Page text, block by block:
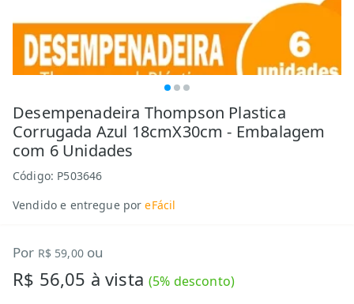
Desempenadeira Thompson Plastica
Corrugada Azul 18cmX30cm - Embalagem
com 6 Unidades
Código: P503646
Vendido e entregue por eFácil
Por R$ 59,00 ou
R$ 56,05 à vista(5% desconto)